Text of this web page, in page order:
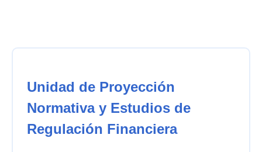
Unidad de Proyección
Normativa y Estudios de
Regulación Financiera